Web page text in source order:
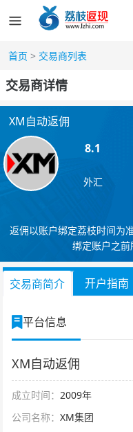
首页 > 交易商列表
交易商详情
XM自动返佣
8.1
外汇
返佣以账户绑定荔枝时间为
绑定账户之前
交易商简介 开户指南
平台信息
XM自动返佣
成立时间： 2009年
公司名称： XM集团